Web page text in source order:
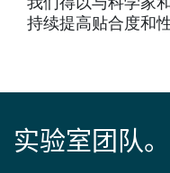
我们得以与科学家
持续提高贴合度和
实验室团队。